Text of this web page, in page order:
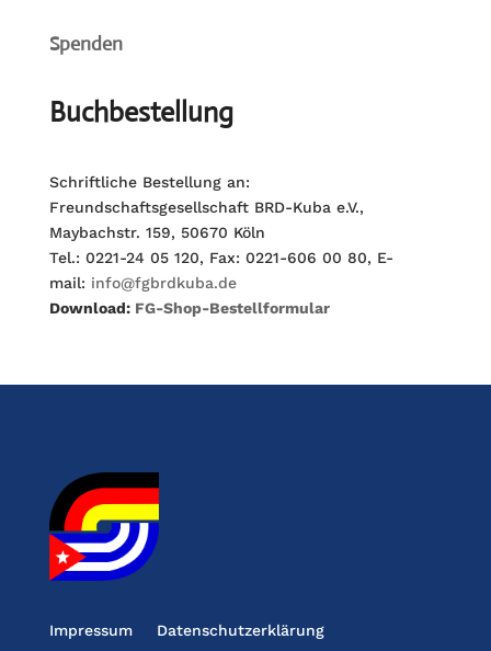
Spenden
Buchbestellung
Schriftliche Bestellung an:
Freundschaftsgesellschaft BRD-Kuba e.V.,
Maybachstr. 159, 50670 Köln
Tel.: 0221-24 05 120, Fax: 0221-606 00 80, E-
mail: info@fgbrdkuba.de
Download: FG-Shop-Bestellformular
Impressum
Datenschutzerklärung